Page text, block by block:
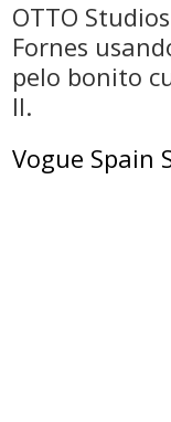
OTTO
Fornes
pelo bonito
II.
Vogue Spain